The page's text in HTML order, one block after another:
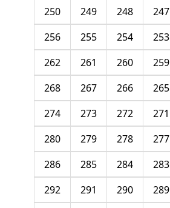
247
248
249
250
253
254
255
256
259
260
261
262
265
266
267
268
271
272
273
274
277
278
279
280
283
284
285
286
289
290
291
292